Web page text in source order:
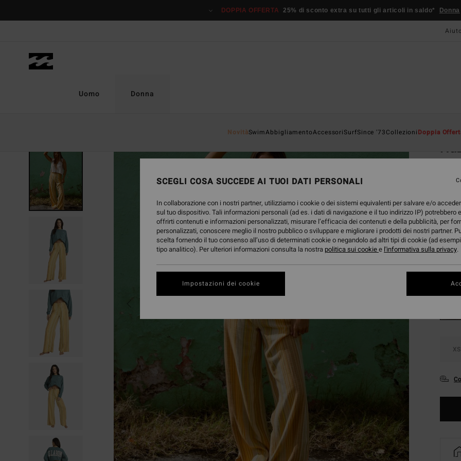
prodotto
DOPPIA OFFERTA 25% di sconto extra su tutti gli articoli in saldo* Donna
Uomo Donna
NovitàSwimAbbigliamentoAccessoriSurfSince '73CollezioniDoppia
XS
SCEGLI COSA SUCCEDE AI TUOI DATI PERSONALI
In collaborazione con i nostri partner, utilizziamo i cookie o dei sistemi equivalenti per salvare e/o
sul tuo dispositivo. Tali informazioni personali (ad es. i dati di navigazione e il tuo indirizzo IP) potrebbero
offrirti contenuti e informazioni personalizzati, misurare l’efficacia dei contenuti e della pubblicità, per
personalizzati, conoscere meglio il nostro pubblico o sviluppare e migliorare i prodotti dei nostri partner.
scelta fornendo il tuo consenso all’uso di determinati cookie o negandolo ad altri tipi di cookie (ad
tipo analitico). Per ulteriori informazioni consulta la nostra politica sui cookiee l'informativa sulla privacy.
Impostazioni dei cookie